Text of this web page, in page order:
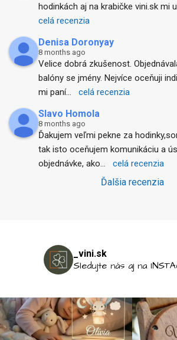
hodinkách aj na krabičke vini.sk mi
celá recenzia
Denisa Doronyay
8 months ago
Velice dobrá zkušenost.
balóny se jmény. Nejvíce oceňuji
mi paní... celá recenzia
Slavo Homola
8 months ago
Ďakujem veľmi pekne za
tak isto oceňujem komunikáciu a
objednávke, ako... celá recenzia
Ďalšia recenzia
_vini.sk
Sledujte nás aj na